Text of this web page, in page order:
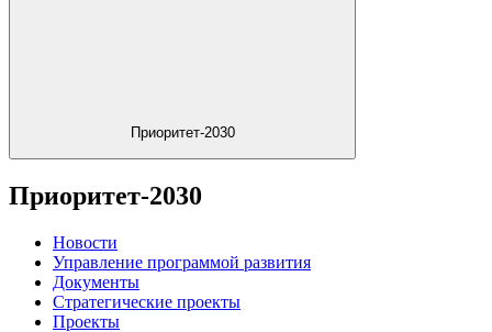
Приоритет-2030
Приоритет-2030
Новости
Управление программой развития
Документы
Стратегические проекты
Проекты